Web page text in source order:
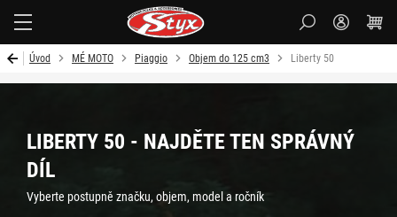
Úvod MÉ MOTO Piaggio Objem do 125 cm3 Liberty 50
LIBERTY 50 - NAJDĚTE TEN SPRÁVNÝ
DÍL
Vyberte postupně značku, objem, model a ročník